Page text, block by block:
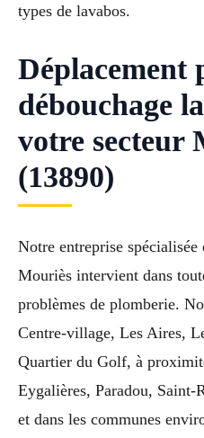
types de lavabos.
Déplacement
débouchage
votre secteur
(13890)
Notre entreprise spécialisée
Mouriès intervient dans
problèmes de plomberie.
Centre-village, Les Aires,
Quartier du Golf, à
Eygalières, Paradou,
et dans les communes